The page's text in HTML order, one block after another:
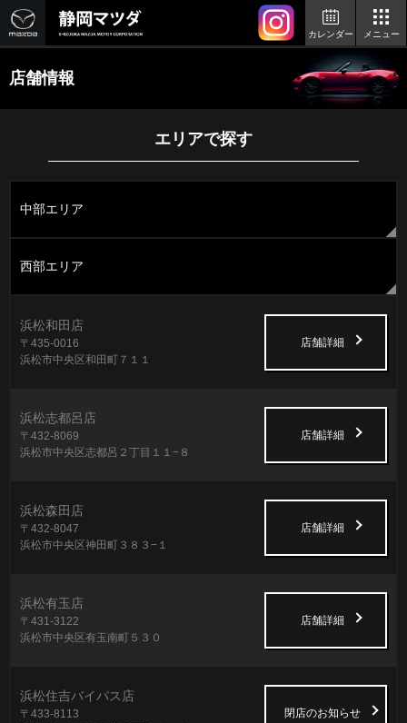
カレンダー メニュー
店舗情報
エリアで探す
中部エリア
西部エリア
浜松和田店
〒435-0016
浜松市中央区和田町７１１
店舗詳細
浜松志都呂店
〒432-8069
浜松市中央区志都呂２丁目１１−８
店舗詳細
浜松森田店
〒432-8047
浜松市中央区神田町３８３−１
店舗詳細
浜松有玉店
〒431-3122
浜松市中央区有玉南町５３０
店舗詳細
浜松住吉バイパス店
〒433-8113
閉店のお知らせ